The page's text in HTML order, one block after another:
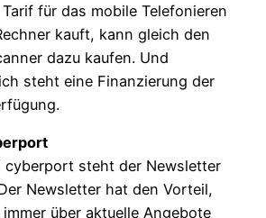
für das mobile Telefonieren
kauft, kann gleich den
dazu kaufen. Und
steht eine Finanzierung der
cyberport steht der Newsletter
Newsletter hat den Vorteil,
über aktuelle Angebote